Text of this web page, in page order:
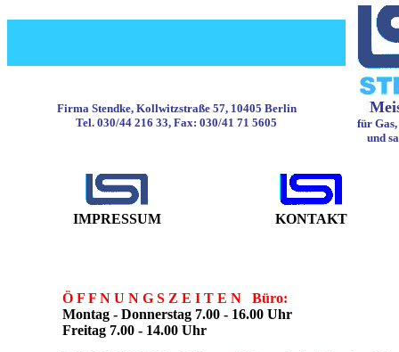
Firma Stendke, Kollwitzstraße 57, 10405 Berlin
Tel. 030/44 216 33, Fax: 030/41 71 5605
für Gas,
und
IMPRESSUM KONTAKT
Ö F F N U N G S Z E I T E N Büro:
Montag - Donnerstag 7.00 - 16.00 Uhr
Freitag 7.00 - 14.00 Uhr